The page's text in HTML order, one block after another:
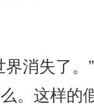
消失了。
。这样的